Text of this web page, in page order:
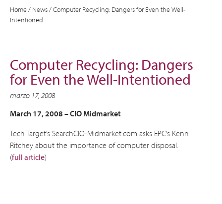
Home/ News/Computer Recycling: Dangers for Even the Well-
Intentioned
Computer Recycling: Dangers
for Even the Well-Intentioned
marzo 17, 2008
March 17, 2008 –CIO Midmarket
Tech Target’s SearchCIO-Midmarket.com asks EPC’s Kenn
Ritchey about the importance of computer disposal.
(full article)